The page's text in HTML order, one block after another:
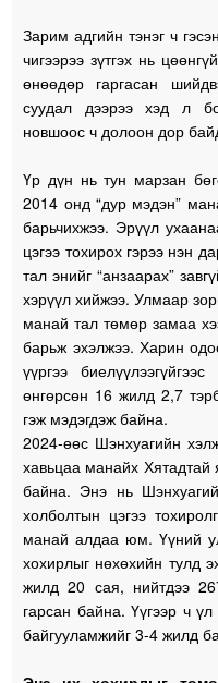
Зарим адгийн тэнэг ч
чигээрээ зүтгэх нь
өнөөдөр гаргасан
суудал дээрээ хэд л
новшоос ч долоон дор
Үр дүн нь тун марзан
2014 онд “дур мэдэн”
барьчихжээ. Эрүүл
цэгээ тохирох гэрээ нэн
тал энийг “анзаарах”
хэрүүл хийжээ. Улмаар
манай тал төмөр замаа
барьж эхэлжээ. Харин
үүргээ
өнгөрсөн 16 жилд 2,7
гэж мэдэгдэж байна.
2024-өөс Шэнхуагийн
хавьцаа манайх Хятадтай
байна. Энэ нь
холболтын цэгээ
манай алдаа юм. Үүний
хохирлыг нөхөхийн тулд
жилд 20 сая, нийтдээ
гарсан байна. Үүгээр ч
байгууламжийг 3-4 жилд